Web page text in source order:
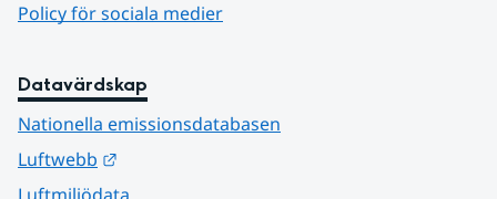
Policy för sociala medier
Datavärdskap
Nationella emissionsdatabasen
Luftwebb